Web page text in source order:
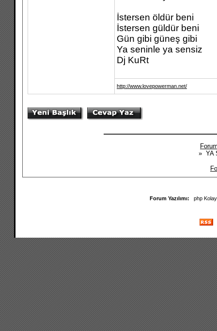
İstersen öldür beni
İstersen güldür beni
Gün gibi güneş gibi
Ya seninle ya sensiz
Dj KuRt
http://www.lovepowerman.net/
» YA
Forum Yazılımı: php